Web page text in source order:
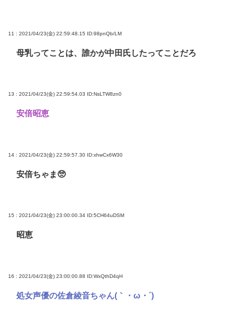
11 : 2021/04/23(金) 22:59:48.15 ID:98pnQb/LM
母乳ってことは、誰かが中田氏したってことだろ
13 : 2021/04/23(金) 22:59:54.03 ID:NsLTW8zn0
安倍昭恵
14 : 2021/04/23(金) 22:59:57.30 ID:xhwCx6W30
安倍ちゃま🥺
15 : 2021/04/23(金) 23:00:00.34 ID:5CH64uDSM
昭恵
16 : 2021/04/23(金) 23:00:00.88 ID:WxQthD4qH
処女声優の佐倉綾音ちゃん(｀・ω・´)